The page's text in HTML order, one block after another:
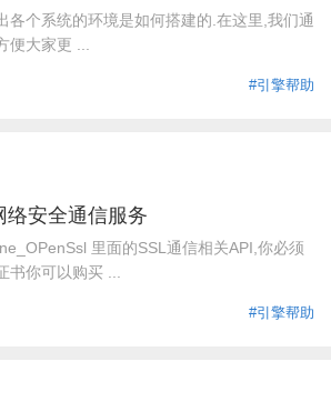
各个系统的环境是如何搭建的.在这里,我们通
大家更 ...
#引擎帮助
络安全通信服务
里面的SSL通信相关API,你必须
你可以购买 ...
#引擎帮助